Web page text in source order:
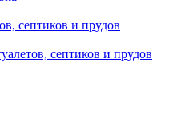
септиков и прудов
септиков и прудов